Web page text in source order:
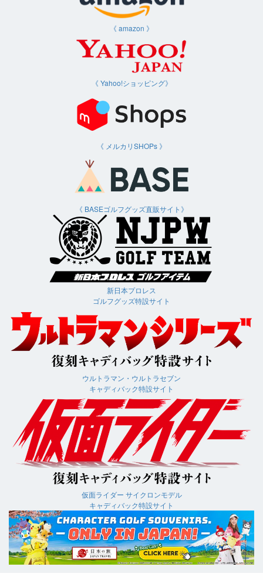
《 amazon 》
《 Yahoo!ショッピング》
《 メルカリSHOPs 》
《 BASEゴルフグッズ直販サイト 》
新日本プロレス
ゴルフグッズ特設サイト
ウルトラマン・ウルトラセブン
キャディバック特設サイト
仮面ライダー サイクロンモデル
キャディバック特設サイト